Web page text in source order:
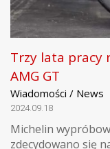
Trzy lata pracy
AMG GT
Wiadomości / News
2024.09.18
Michelin
zdecydowano się